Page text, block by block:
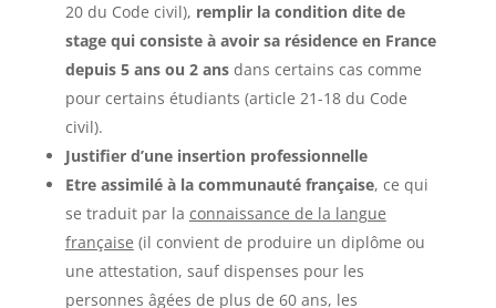
20 du Code civil), remplir la condition dite de
stage qui consiste à avoir sa résidence en France
depuis 5 ans ou 2 ansdans certains cas comme
pour certains étudiants (article 21-18 du Code
civil).
Justifier d’une insertion professionnelle
Etre assimilé à la communauté française, ce qui
se traduit par la connaissance de la langue
française (il convient de produire un diplôme ou
une attestation, sauf dispenses pour les
personnes âgées de plus de 60 ans, les